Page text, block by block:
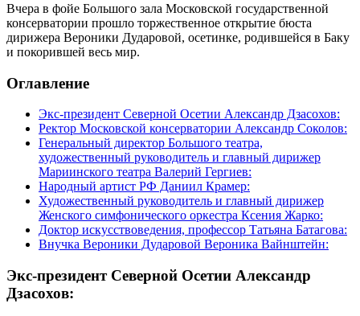
Вчера в фойе Большого зала Московской государственной
консерватории прошло торжественное открытие бюста
дирижера Вероники Дударовой, осетинке, родившейся в Баку
и покорившей весь мир.
Оглавление
Экс-президент Северной Осетии Александр Дзасохов:
Ректор Московской консерватории Александр Соколов:
Генеральный директор Большого театра,
художественный руководитель и главный дирижер
Мариинского театра Валерий Гергиев:
Народный артист РФ Даниил Крамер:
Художественный руководитель и главный дирижер
Женского симфонического оркестра Ксения Жарко:
Доктор искусствоведения, профессор Татьяна Батагова:
Внучка Вероники Дударовой Вероника Вайнштейн:
Экс-президент Северной Осетии Александр
Дзасохов: